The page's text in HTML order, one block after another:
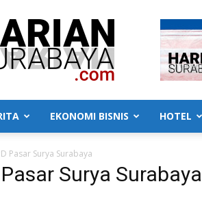
Harian
Surabaya
EKONOMI BISNIS HOTEL
Pasar Surya Surabaya
Surya Surabaya